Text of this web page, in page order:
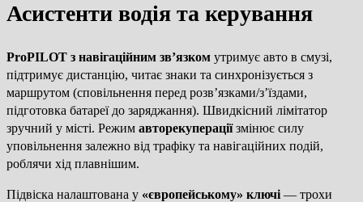
Асистенти водія та керування
ProPILOT з навігаційним зв’язком утримує авто в смузі,
підтримує дистанцію, читає знаки та синхронізується з
маршрутом (сповільнення перед розв’язками/з’їздами,
підготовка батареї до заряджання). Швидкісний лімітатор
зручний у місті. Режим авторекупераціїзмінює силу
уповільнення залежно від трафіку та навігаційних подій,
роблячи хід плавнішим.
Підвіска налаштована у «європейському» ключі — трохи